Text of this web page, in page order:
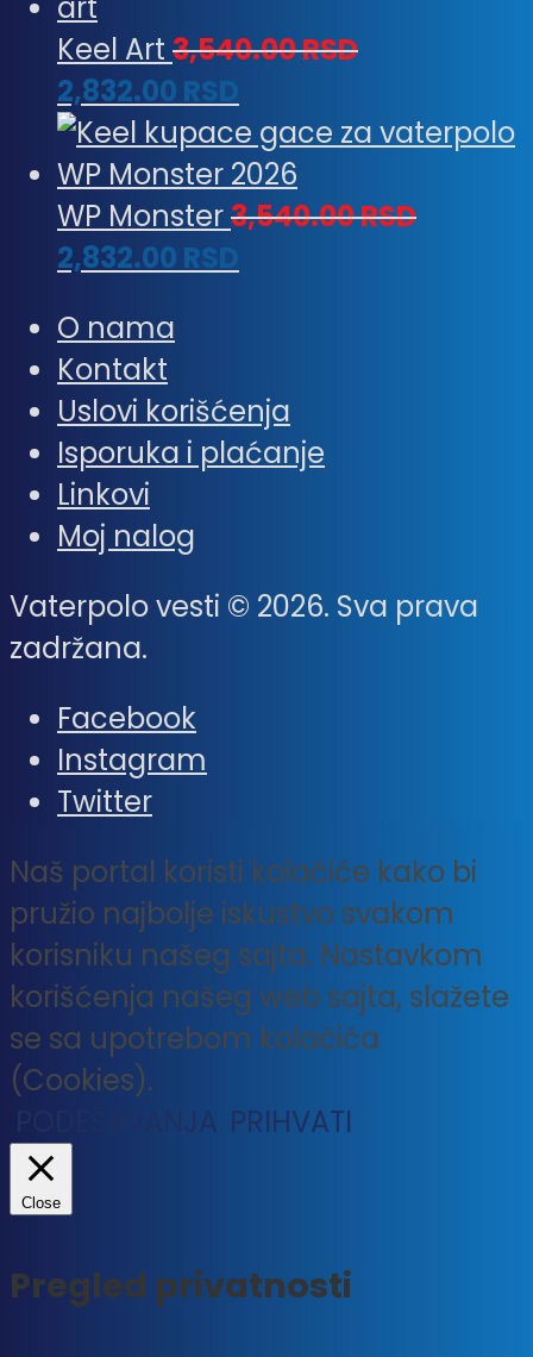
Keel Art 3,540.00RSD
2,832.00 RSD
WP Monster3,540.00RSD
2,832.00 RSD
O nama
Kontakt
Uslovi korišćenja
Isporuka i plaćanje
Linkovi
Moj nalog
Vaterpolo vesti © 2026. Sva prava
zadržana.
Facebook
Instagram
Twitter
Naš portal koristi kolačiće kako bi
pružio najbolje iskustvo svakom
korisniku našeg sajta. Nastavkom
korišćenja našeg web sajta, slažete
se sa upotrebom kolačića
(Cookies).
PODEŠAVANJA PRIHVATI
Close
Pregled privatnosti